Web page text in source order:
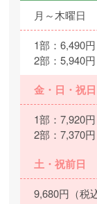
月～木曜日
1部：6,490円
2部：5,940円
金・日・祝日
1部：7,920円
2部：7,370円
土・祝前日
9,680円（税